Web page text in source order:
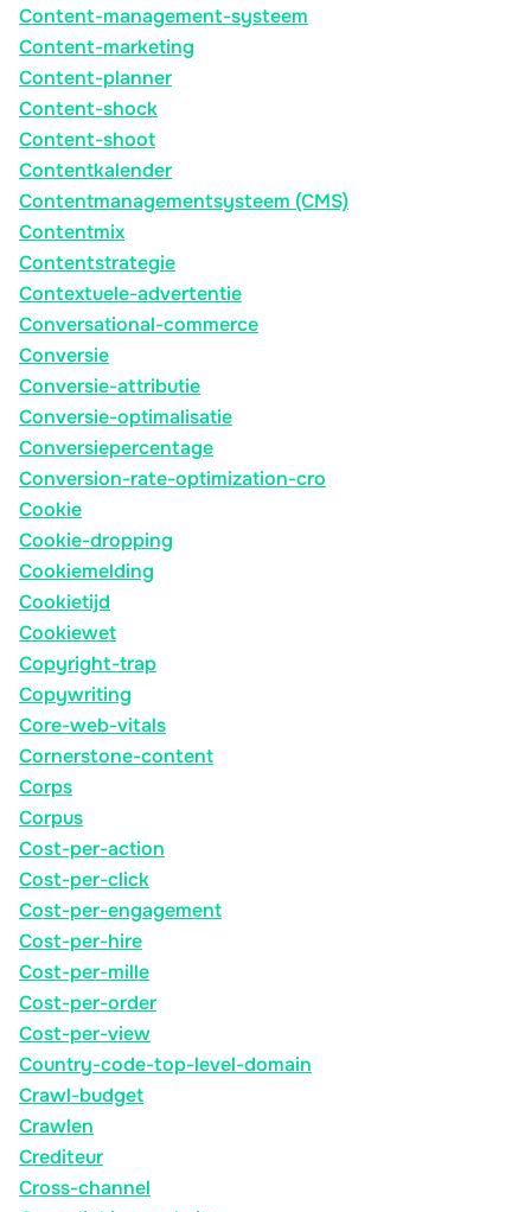
Content-management-systeem
Content-marketing
Content-planner
Content-shock
Content-shoot
Contentkalender
Contentmanagementsysteem (CMS)
Contentmix
Contentstrategie
Contextuele-advertentie
Conversational-commerce
Conversie
Conversie-attributie
Conversie-optimalisatie
Conversiepercentage
Conversion-rate-optimization-cro
Cookie
Cookie-dropping
Cookiemelding
Cookietijd
Cookiewet
Copyright-trap
Copywriting
Core-web-vitals
Cornerstone-content
Corps
Corpus
Cost-per-action
Cost-per-click
Cost-per-engagement
Cost-per-hire
Cost-per-mille
Cost-per-order
Cost-per-view
Country-code-top-level-domain
Crawl-budget
Crawlen
Crediteur
Cross-channel